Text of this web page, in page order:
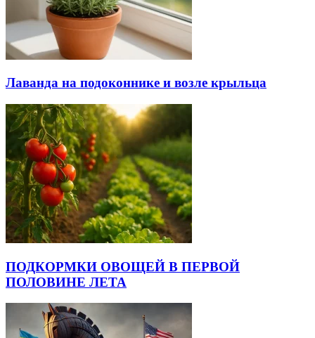
Лаванда на подоконнике и возле крыльца
ПОДКОРМКИ ОВОЩЕЙ В ПЕРВОЙ
ПОЛОВИНЕ ЛЕТА